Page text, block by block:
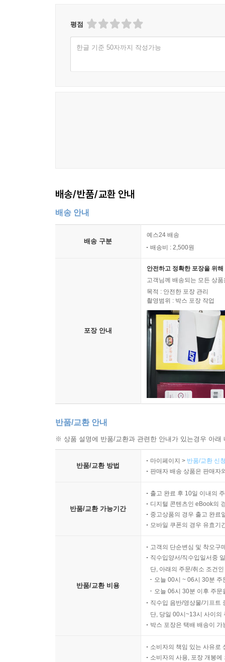
매체에서는 여러 가지 화장법을 상세하게 알려준다.
그런데 왜? 세상은 유독 소녀의 화장에만 민감한
“화장? 너희 때는 안 해도 예뻐!”, “화장하고 돌아
‘제대로’ 화장하는 법을 가르쳐주는 책이다.
여기 강남에서 잘나가는 뷰티 살롱을 운영하는
‘소녀의 첫화장, 시크릿 박스’에는 이 나훈녀가
살롱을 운영하고 있는 이나경 원장이다. 그녀
주에서 미용사·피부미용사·미용교사 자격증과 국
한국으로 돌아온 그녀가 본 것은 화장품 회사
올바른 화장품 사용법에 대한 가이드를 제시하
올바른 ‘아름다움’을 전파하기 위한 이나경 원
안타까웠다. 그리고 소녀들이 아이라이너 대신
‘소녀의 첫화장 시크릿 박스’는 무엇보다 이나
순서대로 사용하지 않아도 된다’, ‘고렴이 화장품
이 책과 함께라면 자신의 피부 타입에 맞지 않는
일은 없어질 것이다!
평점
한글 기준 50자까지 작성가능
배송/반품/교환 안내
배송 안내
배송 구분
예스24 배송
배송비 : 2,500원
포장 안내
안전하고 정확한 포장을 위
고객님께 배송되는 모든 상
목적 : 안전한 포장 관리
촬영범위 : 박스 포장 작업
반품/교환 안내
※ 상품 설명에 반품/교환과 관련한 안내가 있는경우 아
반품/교환 방법
마이페이지 > 반품/교환 신
판매자 배송 상품은 판매자
반품/교환 가능기간
출고 완료 후 10일 이내의
디지털 콘텐츠인 eBook의
중고상품의 경우 출고 완료
모바일 쿠폰의 경우 유효기
반품/교환 비용
고객의 단순변심 및 착오구
직수입양서/직수입일서중
단, 아래의 주문/취소 조건
오늘 00시 ~ 06시 30분
오늘 06시 30분 이후 주
직수입 음반/영상물/기프트
단, 당일 00시~13시 사이의
박스 포장은 택배 배송이
소비자의 책임 있는 사유로
소비자의 사용, 포장 개봉